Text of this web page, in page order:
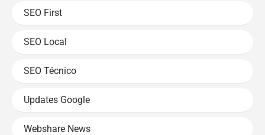
SEO First
SEO Local
SEO Técnico
Updates Google
Webshare News